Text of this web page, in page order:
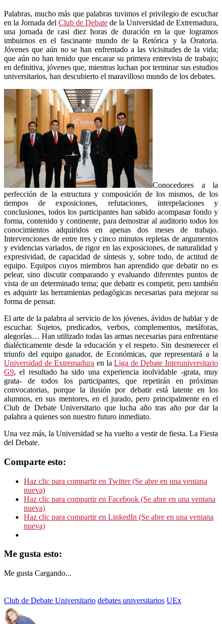
Palabras, mucho más que palabras tuvimos el privilegio de escuchar
en la Jornada del Club de Debate de la Universidad de Extremadura,
una jornada de casi diez horas de duración en la que logramos
imbuirnos en el fascinante mundo de la Retórica y la Oratoria.
Jóvenes que aún no se han enfrentado a las vicisitudes de la vida;
que aún no han tenido que encarar su primera entrevista de trabajo;
en definitiva, jóvenes que, mientras luchan por terminar sus estudios
universitarios, han descubierto el maravilloso mundo de los debates.
Conocedores a la
perfección de la estructura y composición de los mismos, de los
tiempos de exposiciones, refutaciones, interpelaciones y
conclusiones, todos los participantes han sabido acompasar fondo y
forma, contenido y continente, para demostrar al auditorio todos los
conocimientos adquiridos en apenas dos meses de trabajo.
Intervenciones de entre tres y cinco minutos repletas de argumentos
y evidencias variados, de rigor en las exposiciones, de naturalidad y
expresividad, de capacidad de síntesis y, sobre todo, de actitud de
equipo. Equipos cuyos miembros han aprendido que debatir no es
pelear, sino discutir comparando y evaluando diferentes puntos de
vista de un determinado tema; que debatir es competir, pero también
es adquirir las herramientas pedagógicas necesarias para mejorar su
forma de pensar.
El arte de la palabra al servicio de los jóvenes, ávidos de hablar y de
escuchar. Sujetos, predicados, verbos, complementos, metáforas,
alegorías… Han utilizado todas las armas necesarias para enfrentarse
dialécticamente desde la educación y el respeto. Sin desmerecer el
triunfo del equipo ganador, de Económicas, que representará a la
Universidad de Extremadura en laLiga de Debate Interuniversitario
G9, el resultado ha sido una experiencia inolvidable -grata, muy
grata- de todos los participantes, que repetirán en próximas
convocatorias, porque la ilusión por debatir está latente en los
alumnos, en sus mentores, en el jurado, pero principalmente en el
Club de Debate Universitario que lucha año tras año por dar la
palabra a quienes son nuestro futuro inmediato.
Una vez más, la Universidad se ha vuelto a vestir de fiesta. La Fiesta
del Debate.
Comparte esto:
Haz clic para compartir en Twitter (Se abre en una ventana
nueva)
Haz clic para compartir en Facebook (Se abre en una ventana
nueva)
Haz clic para compartir en LinkedIn (Se abre en una ventana
nueva)
Me gusta esto:
Me gusta Cargando...
Club de Debate Universitario debates universitarios UEx